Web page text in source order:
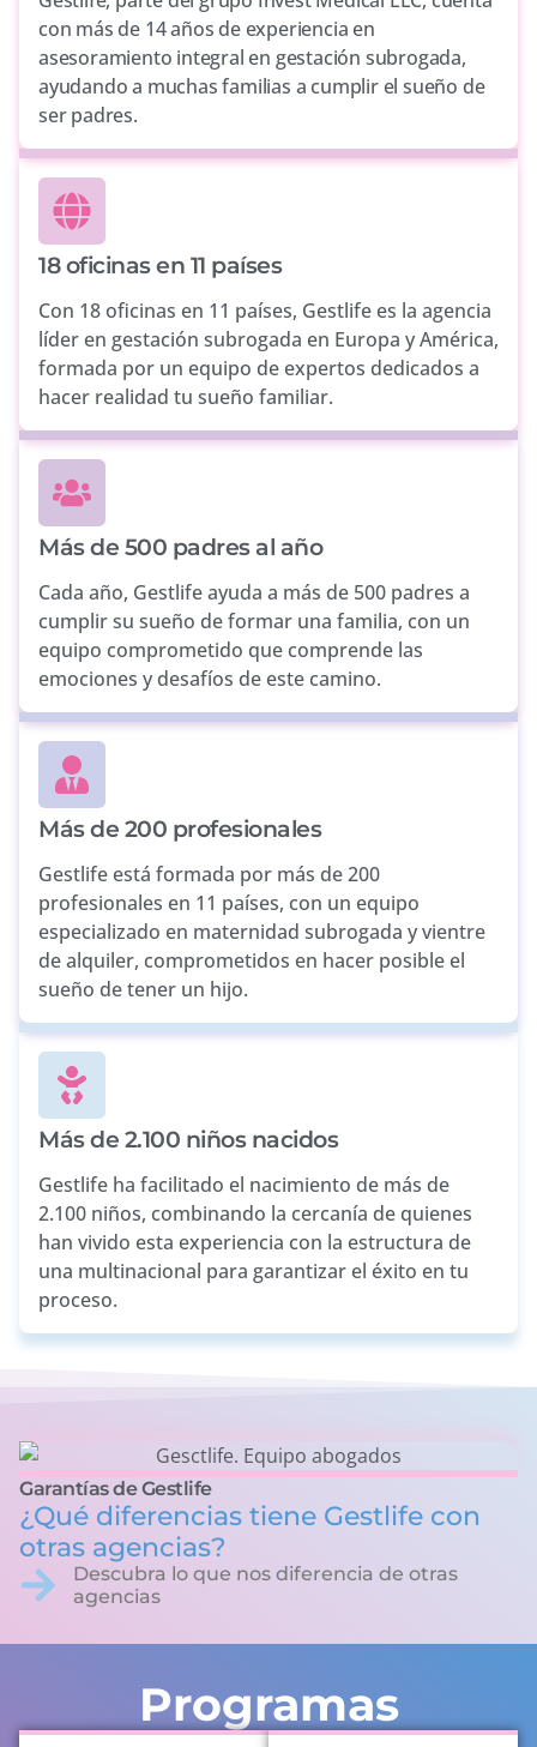
con más de 14 años de experiencia en
asesoramiento integral en gestación subrogada,
ayudando a muchas familias a cumplir el sueño de
ser padres.
18 oficinas en 11 países
Con 18 oficinas en 11 países, Gestlife es la agencia
líder en gestación subrogada en Europa y América,
formada por un equipo de expertos dedicados a
hacer realidad tu sueño familiar.
Más de 500 padres al año
Cada año, Gestlife ayuda a más de 500 padres a
cumplir su sueño de formar una familia, con un
equipo comprometido que comprende las
emociones y desafíos de este camino.
Más de 200 profesionales
Gestlife está formada por más de 200
profesionales en 11 países, con un equipo
especializado en maternidad subrogada y vientre
de alquiler, comprometidos en hacer posible el
sueño de tener un hijo.
Más de 2.100 niños nacidos
Gestlife ha facilitado el nacimiento de más de
2.100 niños, combinando la cercanía de quienes
han vivido esta experiencia con la estructura de
una multinacional para garantizar el éxito en tu
proceso.
Garantías de Gestlife
¿Qué diferencias tiene Gestlife con
otras agencias?
Descubra lo que nos diferencia de otras
agencias
Programas